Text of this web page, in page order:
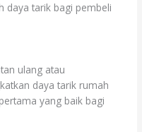
daya tarik bagi pembeli
ulang atau
daya tarik rumah
yang baik bagi